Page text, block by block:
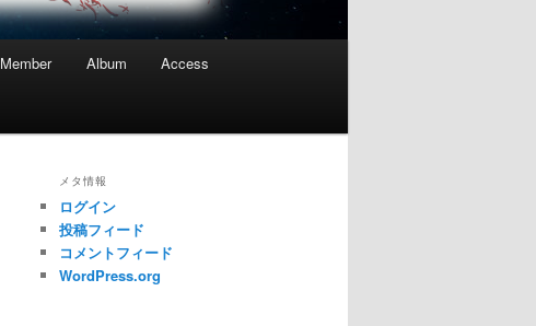
Member Album Access
メタ情報
ログイン
投稿フィード
コメントフィード
WordPress.org